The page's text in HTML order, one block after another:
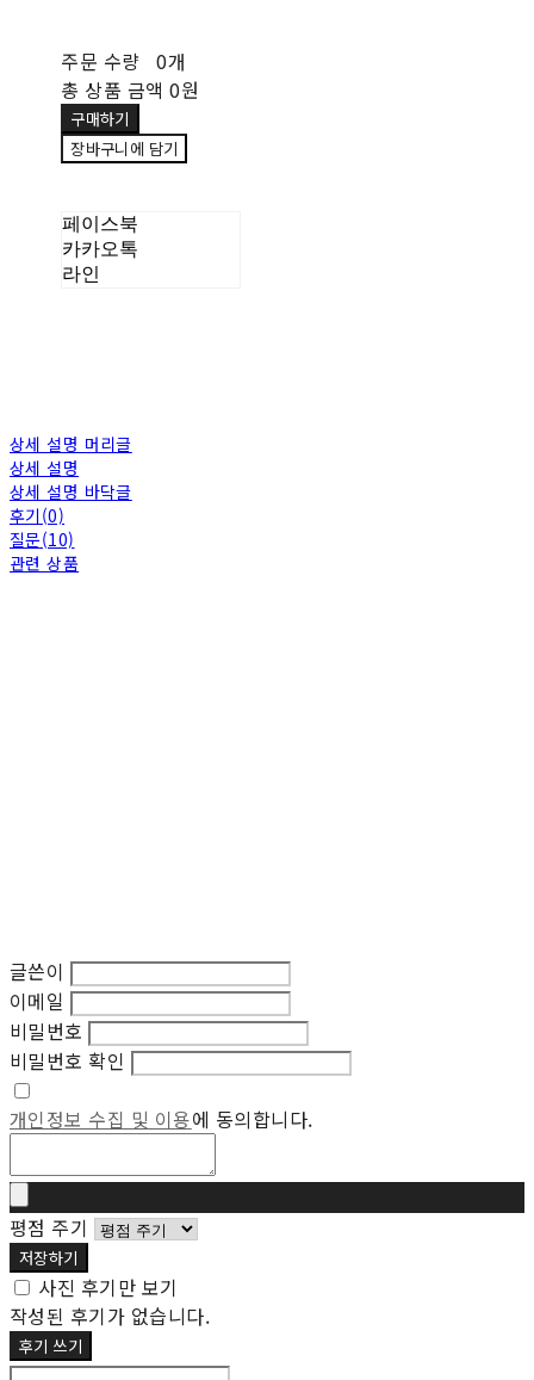
주문 수량 0개
총 상품 금액 0원
구매하기
장바구니에 담기
페이스북
카카오톡
라인
상세 설명 머리글
상세 설명
상세 설명 바닥글
후기(0)
질문(10)
관련 상품
글쓴이
이메일
비밀번호
비밀번호 확인
개인정보 수집 및 이용에 동의합니다.
평점 주기
저장하기
사진 후기만 보기
작성된 후기가 없습니다.
후기 쓰기